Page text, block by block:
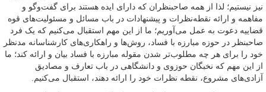
نیز نیستیم؛ لذا از همه صاحبنظران که دارای ایده هستند برای گفت‌وگو و
مفاهمه و ارائه نقطه‌نظرات و پیشنهادات در باب مسائل و مسئولیت‌های قوه
قضاییه دعوت به عمل می‌آوریم؛ ما از این مهم استقبال می‌کنیم که یک فرد
صاحبنظر در حوزه مبارزه با فساد، روش‌ها و راهکاری‌های کارشناسانه مدنظر
خود را برای هر چه مطلوب‌تر شدن مقوله مبارزه با فساد بیان و ارائه کند؛ ما
از این مهم که نخبگان حوزوی و دانشگاهی در باب تعارف و مصادیق
آزادی‌های مشروع، نقطه نظرات خود را ارائه دهند، استقبال می‌کنیم.